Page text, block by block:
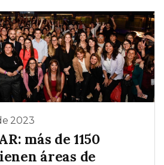
2023
más de 1150
áreas de